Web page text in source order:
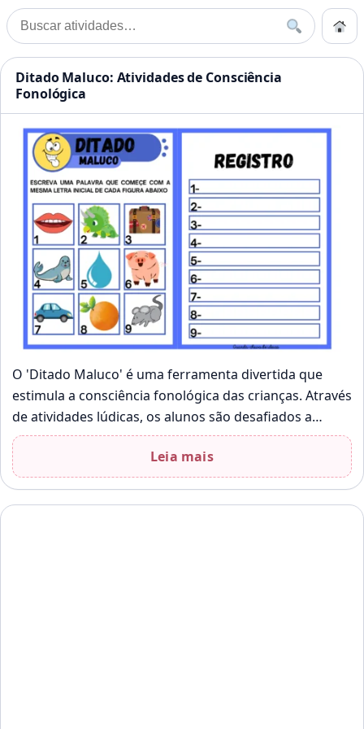
Pular para o conteúdo
Buscar por:
Buscar
Início
Início»Maluco
Atividades Educação
Ditado Maluco: Atividades de Consciência
Fonológica
O 'Ditado Maluco' é uma ferramenta divertida que
estimula a consciência fonológica das crianças. Através
de atividades lúdicas, os alunos são desafiados a
identificar palavras que começam com…
Leia mais